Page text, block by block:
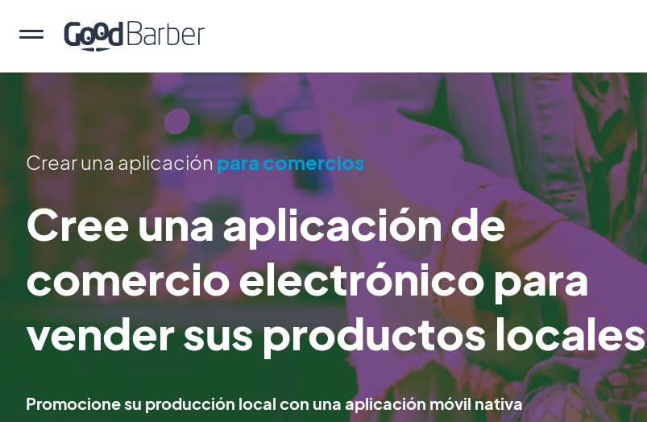
Crear una aplicaciónpara comercios
Cree una aplicación de
comercio electrónico para
vender sus productos locales
Promocione su producción local con una aplicación móvil nativa